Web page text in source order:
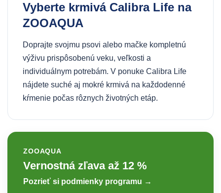
Vyberte krmivá Calibra Life na
ZOOAQUA
Doprajte svojmu psovi alebo mačke kompletnú
výživu prispôsobenú veku, veľkosti a
individuálnym potrebám. V ponuke Calibra Life
nájdete suché aj mokré krmivá na každodenné
kŕmenie počas rôznych životných etáp.
ZOOAQUA
Vernostná zľava až 12 %
Pozrieť si podmienky programu →